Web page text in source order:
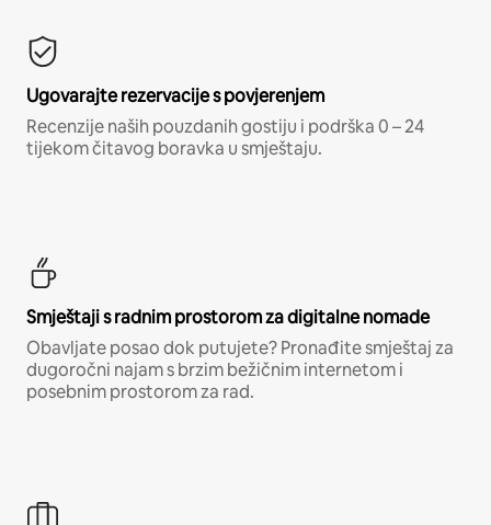
Ugovarajte rezervacije s povjerenjem
Recenzije naših pouzdanih gostiju i podrška 0 – 24
tijekom čitavog boravka u smještaju.
Smještaji s radnim prostorom za digitalne nomade
Obavljate posao dok putujete? Pronađite smještaj za
dugoročni najam s brzim bežičnim internetom i
posebnim prostorom za rad.